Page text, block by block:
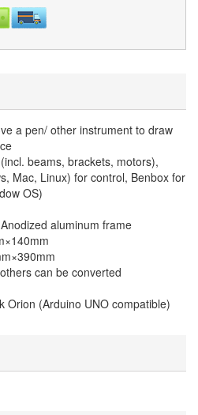
a pen/ other instrument to draw
beams, brackets, motors),
Mac, Linux) for control, Benbox for
OS)
aluminum frame
can be converted
Orion (Arduino UNO compatible)